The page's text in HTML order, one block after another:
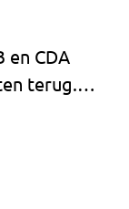
en CDA
terug.